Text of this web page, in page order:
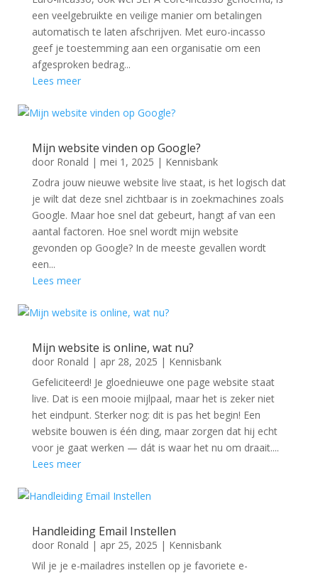
een veelgebruikte en veilige manier om betalingen
automatisch te laten afschrijven. Met euro-incasso
geef je toestemming aan een organisatie om een
afgesproken bedrag...
Lees meer
Mijn website vinden op Google?
door Ronald | mei 1, 2025 | Kennisbank
Zodra jouw nieuwe website live staat, is het logisch dat
je wilt dat deze snel zichtbaar is in zoekmachines zoals
Google. Maar hoe snel dat gebeurt, hangt af van een
aantal factoren. Hoe snel wordt mijn website
gevonden op Google? In de meeste gevallen wordt
een...
Lees meer
Mijn website is online, wat nu?
door Ronald | apr 28, 2025 | Kennisbank
Gefeliciteerd! Je gloednieuwe one page website staat
live. Dat is een mooie mijlpaal, maar het is zeker niet
het eindpunt. Sterker nog: dit is pas het begin! Een
website bouwen is één ding, maar zorgen dat hij echt
voor je gaat werken — dát is waar het nu om draait....
Lees meer
Handleiding Email Instellen
door Ronald | apr 25, 2025 | Kennisbank
Wil je je e-mailadres instellen op je favoriete e-